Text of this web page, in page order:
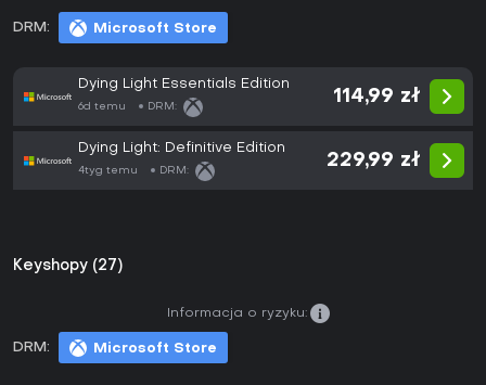
DRM: Microsoft Store
Dying Light Essentials Edition
6d temu DRM:
114,99 zł
Dying Light: Definitive Edition
4tyg temu DRM:
229,99 zł
Keyshopy (27)
DRM: Microsoft Store
Informacja o ryzyku: